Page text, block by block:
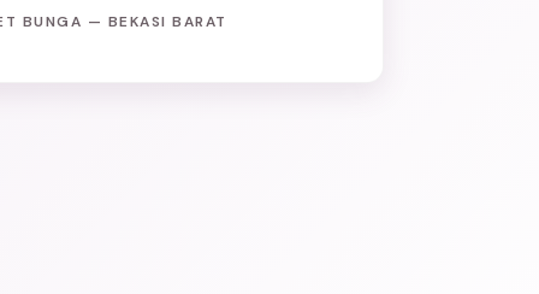
BUNGA — BEKASI BARAT